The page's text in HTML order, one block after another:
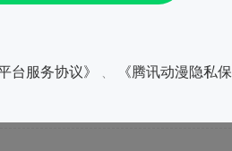
台服务协议》
《腾讯动漫隐私保